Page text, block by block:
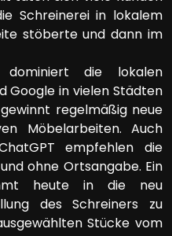
Schreinerei in lokalem
stöberte und dann im
dominiert die lokalen
Google in vielen Städten
regelmäßig neue
Möbelarbeiten. Auch
empfehlen die
ohne Ortsangabe. Ein
heute in die neu
des Schreiners zu
Stücke vom